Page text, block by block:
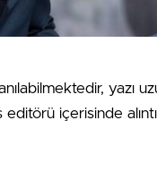
yazı
editörü içerisinde